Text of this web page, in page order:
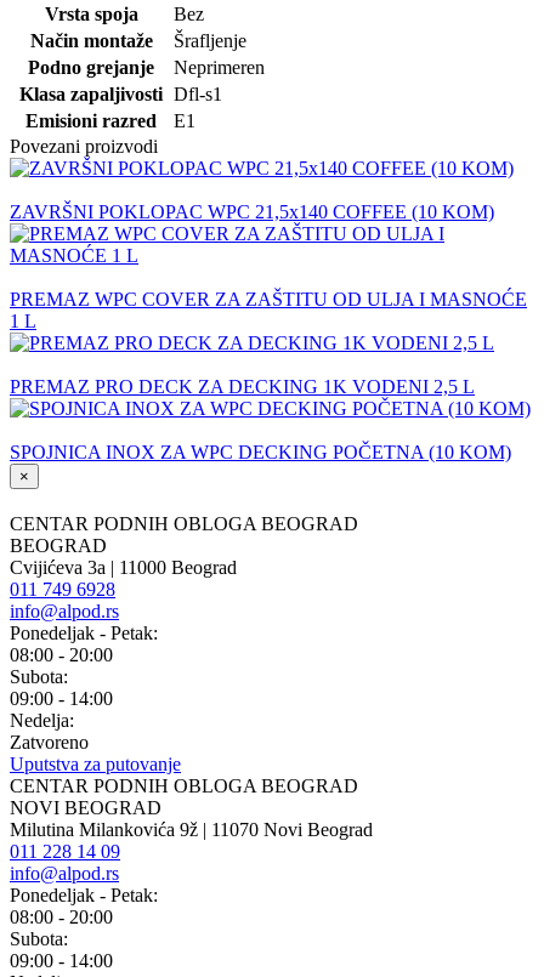
Vrsta spoja
Bez
Način montaže
Šrafljenje
Podno grejanje
Neprimeren
Klasa zapaljivosti Dfl-s1
Emisioni razred
E1
Povezani proizvodi
ZAVRŠNI POKLOPAC WPC 21,5x140 COFFEE (10 KOM)
PREMAZ WPC COVER ZA ZAŠTITU OD ULJA I MASNOĆE
1 L
PREMAZ PRO DECK ZA DECKING 1K VODENI 2,5 L
SPOJNICA INOX ZA WPC DECKING POČETNA (10 KOM)
×
CENTAR PODNIH OBLOGA BEOGRAD
BEOGRAD
Cvijićeva 3a | 11000 Beograd
011 749 6928
info@alpod.rs
Ponedeljak - Petak:
08:00 - 20:00
Subota:
09:00 - 14:00
Nedelja:
Zatvoreno
Uputstva za putovanje
CENTAR PODNIH OBLOGA BEOGRAD
NOVI BEOGRAD
Milutina Milankovića 9ž | 11070 Novi Beograd
011 228 14 09
info@alpod.rs
Ponedeljak - Petak:
08:00 - 20:00
Subota:
09:00 - 14:00